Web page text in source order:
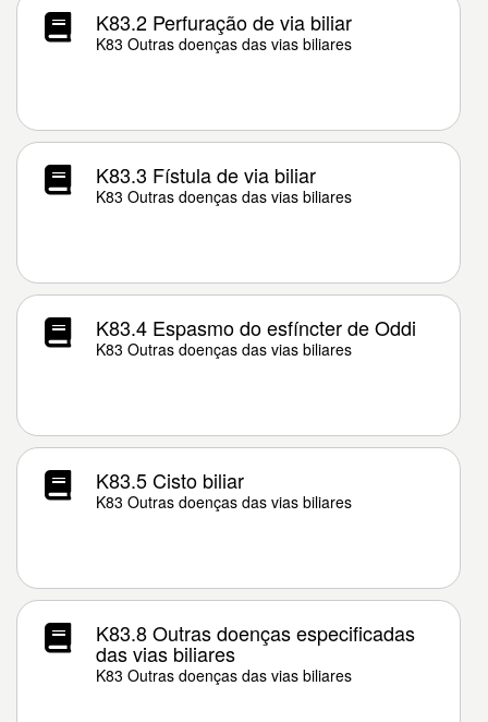
K83.2 Perfuração de via biliar
K83 Outras doenças das vias biliares
K83.3 Fístula de via biliar
K83 Outras doenças das vias biliares
K83.4 Espasmo do esfíncter de Oddi
K83 Outras doenças das vias biliares
K83.5 Cisto biliar
K83 Outras doenças das vias biliares
K83.8 Outras doenças especificadas
das vias biliares
K83 Outras doenças das vias biliares